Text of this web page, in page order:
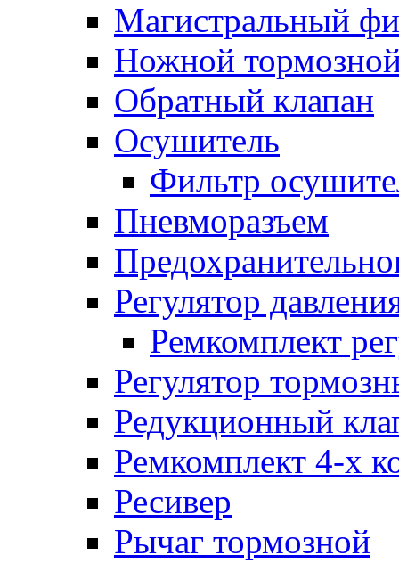
Магистральный
Ножной
Обратный клапан
Осушитель
Фильтр
Пневморазъем
Регулятор
Ремкомплект
Регулятор
Редукционный
Ремкомплект 4-х
Ресивер
Рычаг тормозной